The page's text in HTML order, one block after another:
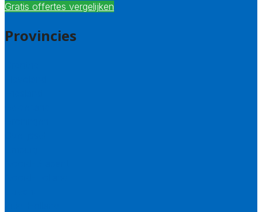
Gratis offertes vergelijken
Provincies